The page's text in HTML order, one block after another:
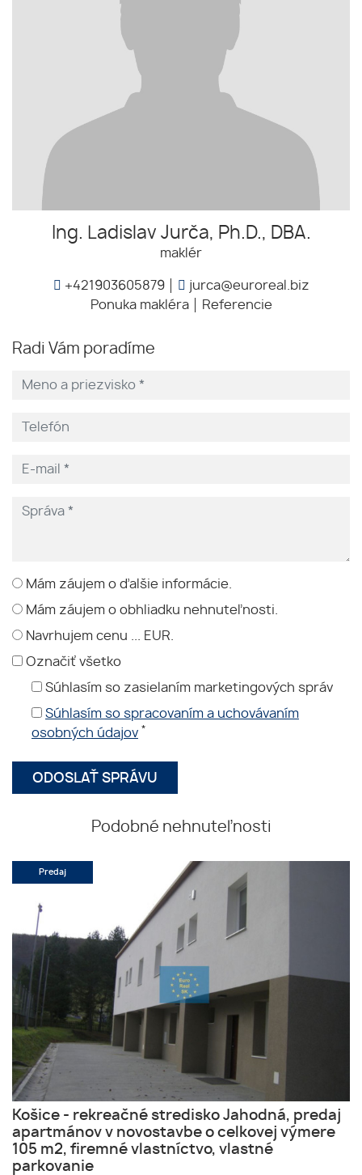
Ing. Ladislav Jurča, Ph.D., DBA.
maklér
+421903605879
jurca@euroreal.biz
Ponuka makléra
Referencie
Radi Vám poradíme
Mám záujem o ďalšie informácie.
Mám záujem o obhliadku nehnuteľnosti.
Navrhujem cenu ... EUR.
Označiť všetko
Súhlasím so zasielaním marketingových správ
Súhlasím so spracovaním a uchovávaním
osobných údajov *
Podobné nehnuteľnosti
Predaj
Košice - rekreačné stredisko Jahodná, predaj
apartmánov v novostavbe o celkovej výmere
105 m2, firemné vlastníctvo, vlastné
parkovanie